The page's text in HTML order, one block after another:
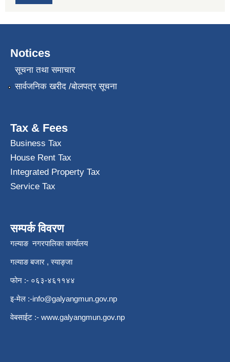
Notices
सूचना तथा समाचार
सार्वजनिक खरीद /बोलपत्र सूचना
Tax & Fees
Business Tax
House Rent Tax
Integrated Property Tax
Service Tax
सम्पर्क विवरण
गल्याङ नगरपालिका कार्यालय
गल्याङ बजार , स्याङ्जा
फोन :- ०६३-४६११४४
इ-मेल :-info@galyangmun.gov.np
वेबसाईट :- www.galyangmun.gov.np